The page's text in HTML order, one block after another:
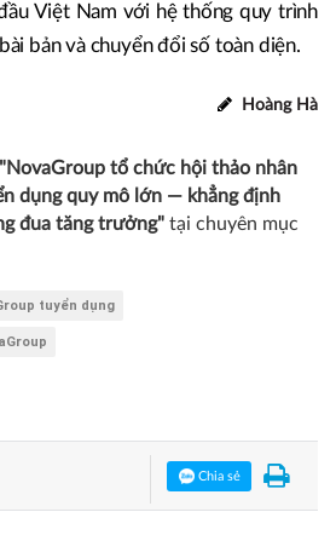
Việt Nam với hệ thống quy trình
bản và chuyển đổi số toàn diện.
Hoàng Hà
"NovaGroup tổ chức hội thảo nhân
dụng quy mô lớn — khẳng định
đua tăng trưởng" tại chuyên mục
tuyển dụng
Chia sẻ